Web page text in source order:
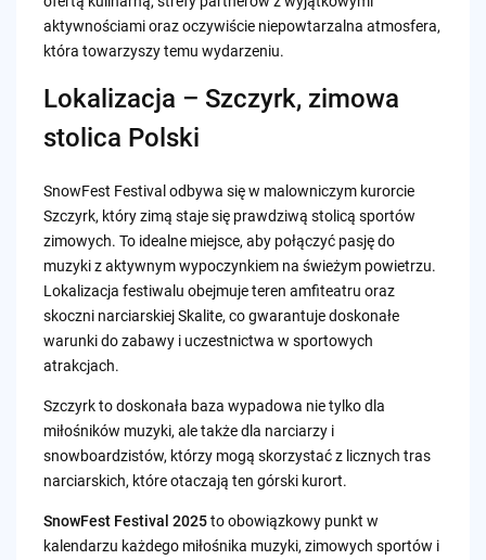
aktywnościami oraz oczywiście niepowtarzalna atmosfera,
która towarzyszy temu wydarzeniu.
Lokalizacja – Szczyrk, zimowa
stolica Polski
SnowFest Festival odbywa się w malowniczym kurorcie
Szczyrk, który zimą staje się prawdziwą stolicą sportów
zimowych. To idealne miejsce, aby połączyć pasję do
muzyki z aktywnym wypoczynkiem na świeżym powietrzu.
Lokalizacja festiwalu obejmuje teren amfiteatru oraz
skoczni narciarskiej Skalite, co gwarantuje doskonałe
warunki do zabawy i uczestnictwa w sportowych
atrakcjach.
Szczyrk to doskonała baza wypadowa nie tylko dla
miłośników muzyki, ale także dla narciarzy i
snowboardzistów, którzy mogą skorzystać z licznych tras
narciarskich, które otaczają ten górski kurort.
SnowFest Festival 2025to obowiązkowy punkt w
kalendarzu każdego miłośnika muzyki, zimowych sportów i